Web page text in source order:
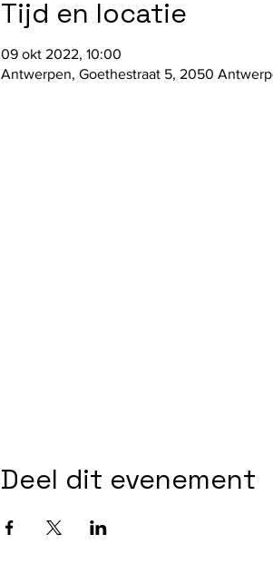
Tijd en locatie
09 okt 2022, 10:00
Antwerpen, Goethestraat 5, 2050
Deel dit evenement